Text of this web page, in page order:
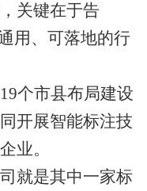
关键在于告
用、可落地的行
个市县布局建设
开展智能标注技
业。
就是其中一家标